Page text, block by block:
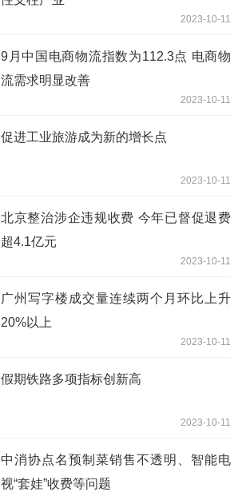
2023-10-11
9月中国电商物流指数为112.3点 电商物
流需求明显改善
2023-10-11
促进工业旅游成为新的增长点
2023-10-11
北京整治涉企违规收费 今年已督促退费
超4.1亿元
2023-10-11
广州写字楼成交量连续两个月环比上升
20%以上
2023-10-11
假期铁路多项指标创新高
2023-10-11
中消协点名预制菜销售不透明、智能电
视“套娃”收费等问题